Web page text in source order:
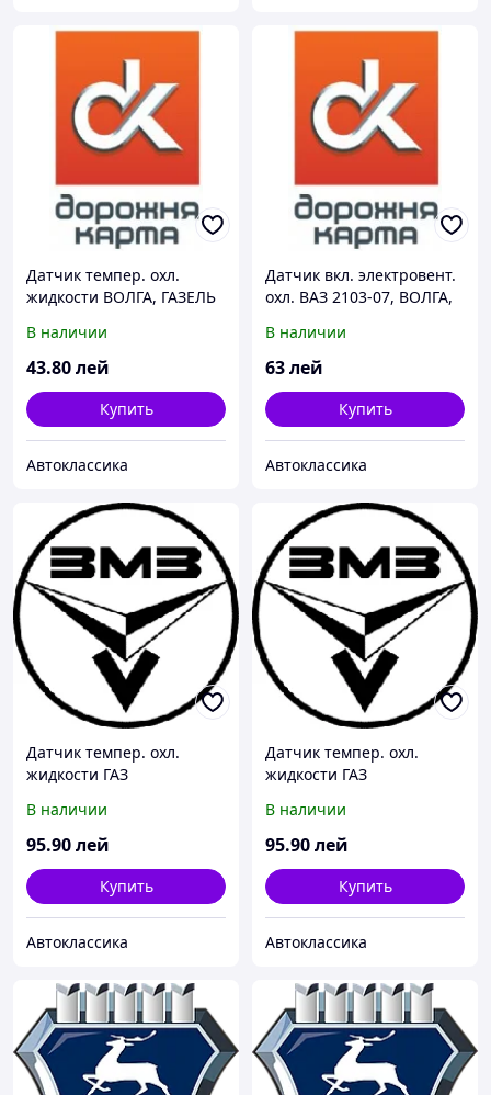
Датчик темпер. охл.
жидкости ВОЛГА, ГАЗЕЛЬ
В наличии
43.80лей
Купить
Автоклассика
Датчик вкл. электровент.
охл. ВАЗ 2103-07, ВОЛГА,
В наличии
63лей
Купить
Автоклассика
Датчик темпер. охл.
жидкости ГАЗ
вкл.+105) (пр-во ЗМЗ)
В наличии
95.90лей
Купить
Автоклассика
Датчик темпер. охл.
жидкости ГАЗ
вкл.+105) (пр-во ЗМЗ)
В наличии
95.90лей
Купить
Автоклассика